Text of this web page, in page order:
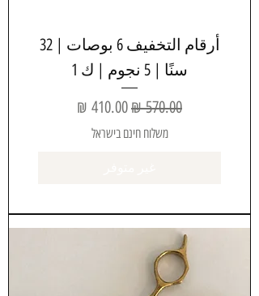
أرقام التخفيف 6 بوصات | 32
سنًا | 5 نجوم | ك 1
سعر عاديسعر البيع
משלוח חינם בישראל